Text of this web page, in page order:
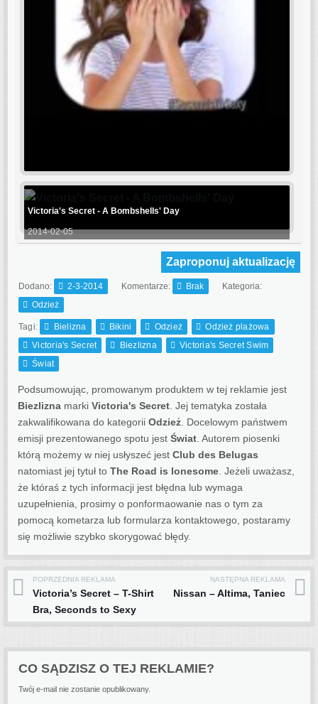
Victoria's Secret - A Bombshells' Day
2014-02-05
Zaproponuj aktualizację
Dodano: 2-3-2014 Komentarze: Brak
Kategoria:
Odzież
Tagi: Bielizna Bikini Odzież
Odzież plażowa
Victoria's Secret
Biezlizna
Victoria's Secret Swim
Świat
Podsumowując, promowanym produktem w tej reklamie jest
Biezlizna marki Victoria's Secret . Jej tematyka została
zakwalifikowana do kategorii Odzież . Docelowym państwem
emisji prezentowanego spotu jest Świat Autorem piosenki
którą możemy w niej usłyszeć jest Club des Belugas
natomiast jej tytuł to The Road is lonesome . Jeżeli uważasz,
że któraś z tych informacji jest błędna lub wymaga
uzupełnienia, prosimy o ponformaowanie nas o tym za
pomocą kometarza lub formularza kontaktowego, postaramy
się możliwie szybko skorygować błędy.
Post navigation
POPRZEDNIA REKLAMA
Victoria’s Secret – T-Shirt
Bra, Seconds to Sexy
NASTĘPNA REKLAMA
Nissan – Altima, Taniec
CO SĄDZISZ O TEJ REKLAMIE?
Twój e-mail nie zostanie opublikowany.